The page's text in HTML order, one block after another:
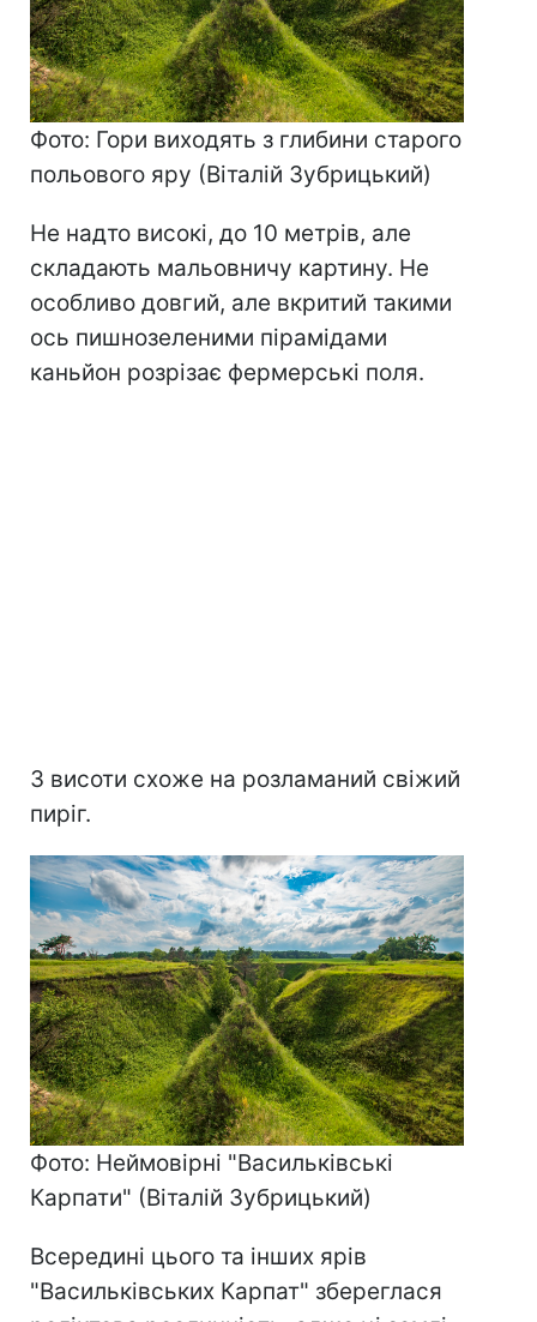
Фото: Гори виходять з глибини старого
польового яру (Віталій Зубрицький)
Не надто високі, до 10 метрів, але
складають мальовничу картину. Не
особливо довгий, але вкритий такими
ось пишнозеленими пірамідами
каньйон розрізає фермерські поля.
З висоти схоже на розламаний свіжий
пиріг.
Фото: Неймовірні "Васильківські
Карпати" (Віталій Зубрицький)
Всередині цього та інших ярів
"Васильківських Карпат" збереглася